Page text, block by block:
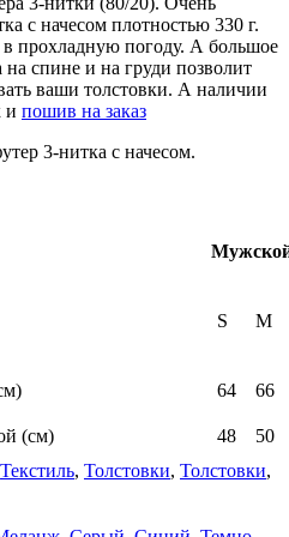
с начесом плотностью 330 г.
в прохладную погоду. А большое
на спине и на груди позволит
ваши толстовки. А наличии
и пошив на заказ
3-нитка с начесом.
S M
64 66
(см) 48
50
Текстиль, Толстовки, Толстовки,